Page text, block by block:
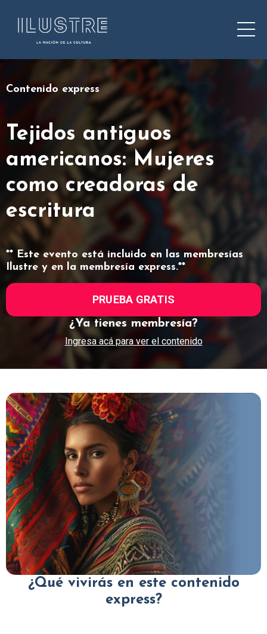
Contenido express
Tejidos antiguos
americanos: Mujeres
como creadoras de
escritura
** Este evento está incluido en las membresías
Ilustre y en la membresía express.**
PRUEBA GRATIS
¿Ya tienes membresía?
Ingresa acá para ver el contenido
¿Qué vivirás en este contenido
express?